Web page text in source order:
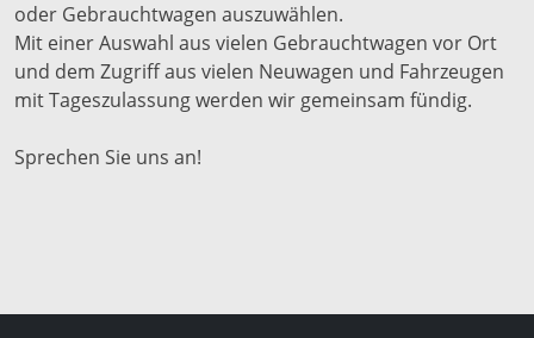
oder Gebrauchtwagen auszuwählen.
Mit einer Auswahl aus vielen Gebrauchtwagen vor Ort
und dem Zugriff aus vielen Neuwagen und Fahrzeugen
mit Tageszulassung werden wir gemeinsam fündig.
Sprechen Sie uns an!